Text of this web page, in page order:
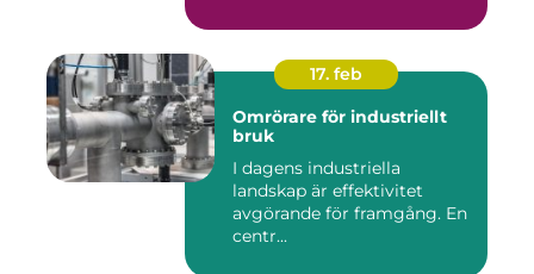
17. feb
Omrörare för industriellt
bruk
I dagens industriella
landskap är effektivitet
avgörande för framgång. En
centr...